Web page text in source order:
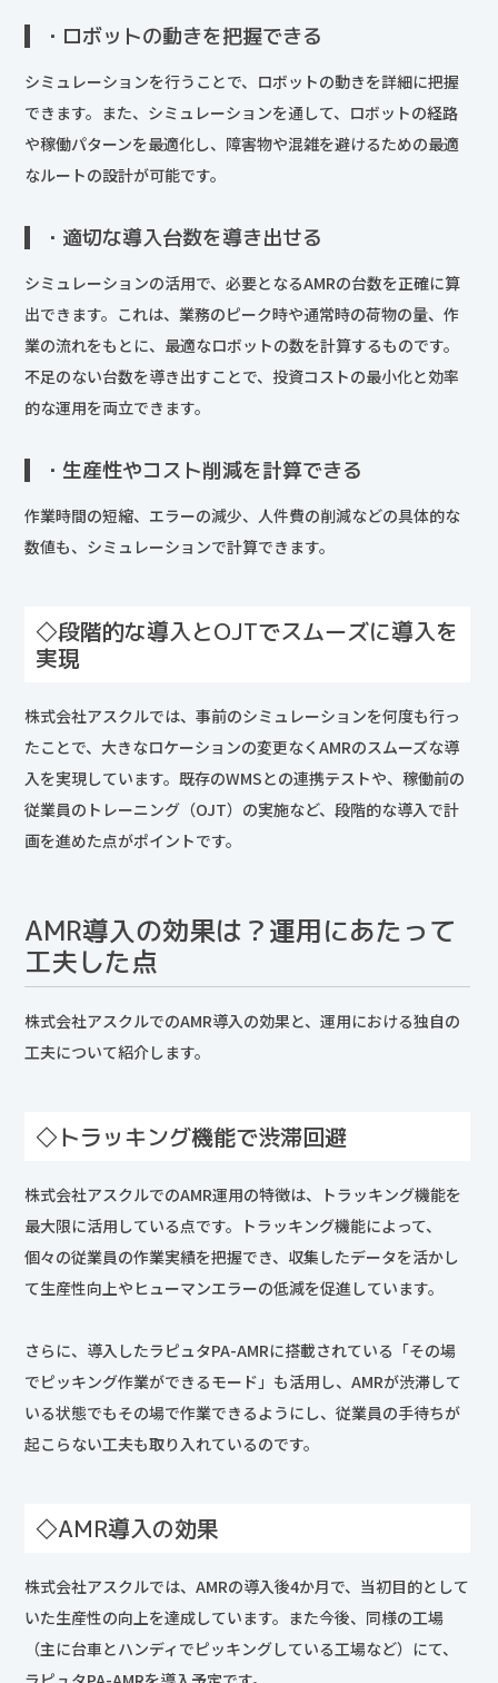
・ロボットの動きを把握できる
シミュレーションを行うことで、ロボットの動きを詳細に把握
できます。また、シミュレーションを通して、ロボットの経路
や稼働パターンを最適化し、障害物や混雑を避けるための最適
なルートの設計が可能です。
・適切な導入台数を導き出せる
シミュレーションの活用で、必要となるAMRの台数を正確に算
出できます。これは、業務のピーク時や通常時の荷物の量、作
業の流れをもとに、最適なロボットの数を計算するものです。
不足のない台数を導き出すことで、投資コストの最小化と効率
的な運用を両立できます。
・生産性やコスト削減を計算できる
作業時間の短縮、エラーの減少、人件費の削減などの具体的な
数値も、シミュレーションで計算できます。
◇段階的な導入とOJTでスムーズに導入を
実現
株式会社アスクルでは、事前のシミュレーションを何度も行っ
たことで、大きなロケーションの変更なくAMRのスムーズな導
入を実現しています。既存のWMSとの連携テストや、稼働前の
従業員のトレーニング（OJT）の実施など、段階的な導入で計
画を進めた点がポイントです。
AMR導入の効果は？運用にあたって
工夫した点
株式会社アスクルでのAMR導入の効果と、運用における独自の
工夫について紹介します。
◇トラッキング機能で渋滞回避
株式会社アスクルでのAMR運用の特徴は、トラッキング機能を
最大限に活用している点です。トラッキング機能によって、
個々の従業員の作業実績を把握でき、収集したデータを活かし
て生産性向上やヒューマンエラーの低減を促進しています。
さらに、導入したラピュタPA-AMRに搭載されている「その場
でピッキング作業ができるモード」も活用し、AMRが渋滞して
いる状態でもその場で作業できるようにし、従業員の手待ちが
起こらない工夫も取り入れているのです。
◇AMR導入の効果
株式会社アスクルでは、AMRの導入後4か月で、当初目的として
いた生産性の向上を達成しています。また今後、同様の工場
（主に台車とハンディでピッキングしている工場など）にて、